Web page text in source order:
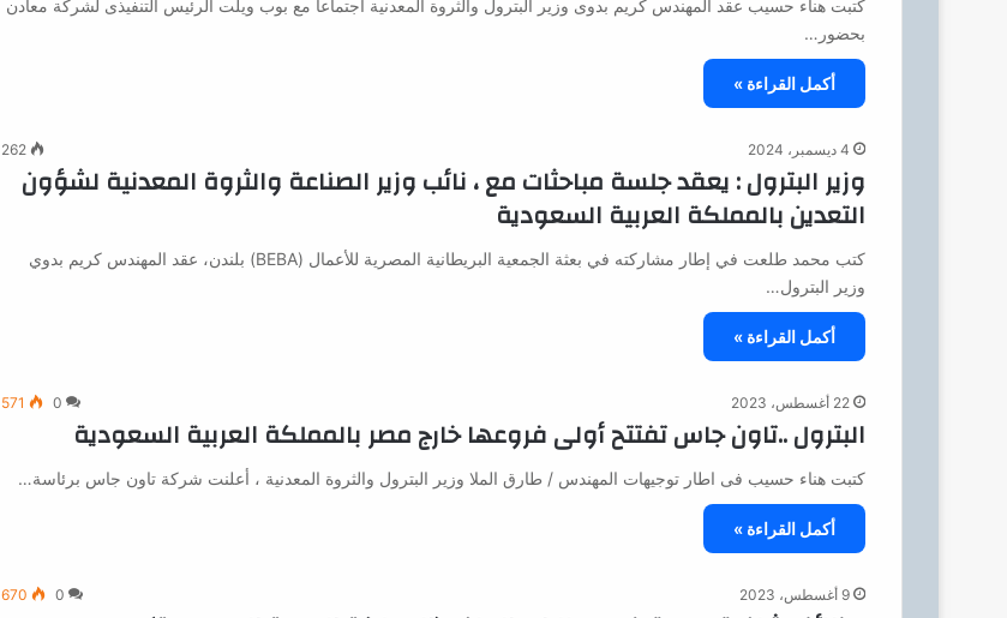
كتبت هناء حسيب عقد المهندس كريم بدوى وزير البترول والثروة المعدنية اجتماعاً مع بوب ويلت الرئيس التنفيذى لشركة معادن
بحضور…
أكمل القراءة »
4 ديسمبر، 2024 262
وزير البترول : يعقد جلسة مباحثات مع ، نائب وزير الصناعة والثروة المعدنية لشؤون
التعدين بالمملكة العربية السعودية
كتب محمد طلعت في إطار مشاركته في بعثة الجمعية البريطانية المصرية للأعمال (BEBA) بلندن، عقد المهندس كريم بدوي
وزير البترول…
أكمل القراءة »
22 أغسطس، 2023 0
571
البترول ..تاون جاس تفتتح أولى فروعها خارج مصر بالمملكة العربية السعودية
كتبت هناء حسيب فى اطار توجيهات المهندس / طارق الملا وزير البترول والثروة المعدنية ، أعلنت شركة تاون جاس برئاسة…
أكمل القراءة »
9 أغسطس، 2023 0
670